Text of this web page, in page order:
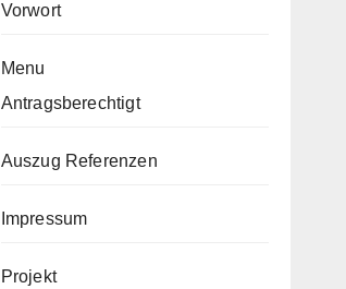
Vorwort
Menu
Antragsberechtigt
Auszug Referenzen
Impressum
Projekt